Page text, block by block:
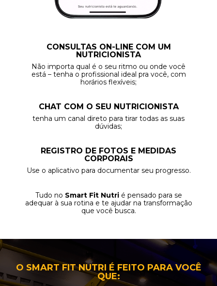
CONSULTAS ON-LINE COM UM
NUTRICIONISTA
Não importa qual é o seu ritmo ou onde você
está – tenha o profissional ideal pra você, com
horários flexíveis;
CHAT COM O SEU NUTRICIONISTA
tenha um canal direto para tirar todas as suas
dúvidas;
REGISTRO DE FOTOS E MEDIDAS
CORPORAIS
Use o aplicativo para documentar seu progresso.
Tudo no Smart Fit Nutrié pensado para se
adequar à sua rotina e te ajudar na transformação
que você busca.
O SMART FIT NUTRI É FEITO PARA VOCÊ
QUE: